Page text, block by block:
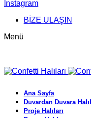
Instagram
BİZE ULAŞIN
Menü
Ana Sayfa
Duvardan Duvara
Proje Halıları